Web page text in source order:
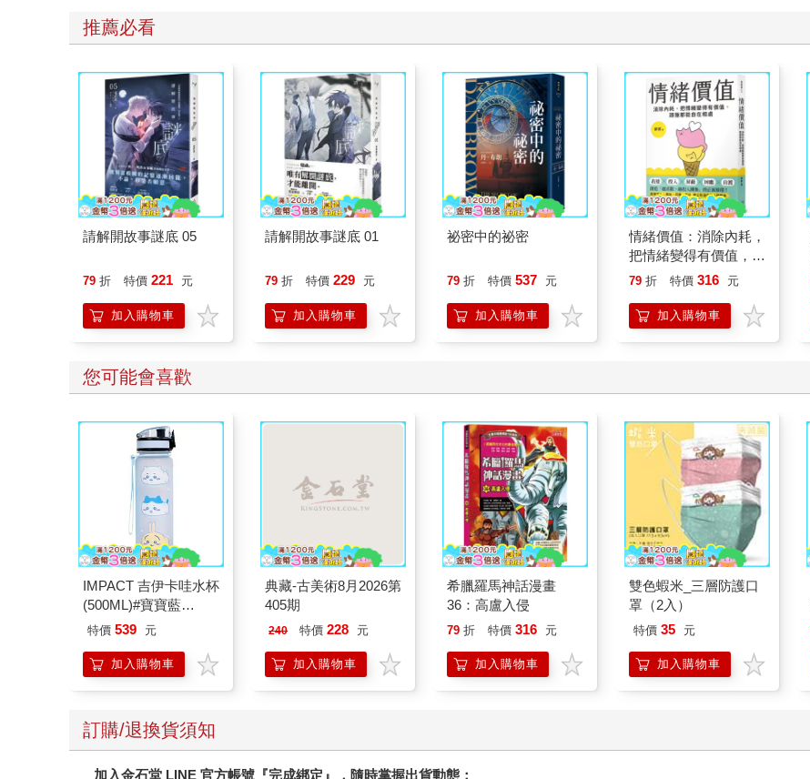
推薦必看
請解開故事謎底 05
79 折 特價 221 元
加入購物車
請解開故事謎底 01
79 折 特價 229 元
加入購物車
祕密中的祕密
79 折 特價 537 元
加入購物車
情緒價值：消除內耗，
把情緒變得有價值，跟
誰都能自在相處
79 折 特價 316 元
加入購物車
您可能會喜歡
IMPACT 吉伊卡哇水杯
(500ML)#寶寶藍
IMCHB01LB
特價 539 元
加入購物車
典藏-古美術8月2026第
405期
240 特價 228 元
加入購物車
希臘羅馬神話漫畫
36：高盧入侵
79 折 特價 316 元
加入購物車
雙色蝦米_三層防護口
罩（2入）
特價 35 元
加入購物車
訂購/退換貨須知
加入金石堂 LINE 官方帳號『完成綁定』，隨時掌握出貨動態：